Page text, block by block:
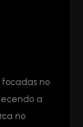
no
a
no